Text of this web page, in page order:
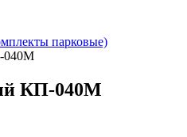
парковые)
040М
КП-040М